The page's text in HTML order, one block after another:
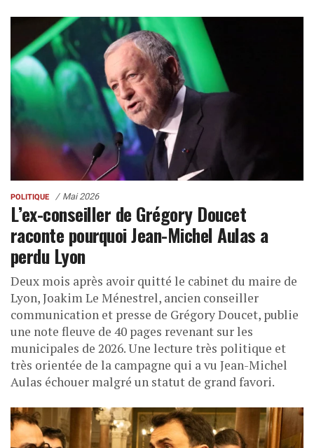
POLITIQUE Mai 2026
L’ex-conseiller de Grégory Doucet
raconte pourquoi Jean-Michel Aulas a
perdu Lyon
Deux mois après avoir quitté le cabinet du maire de
Lyon, Joakim Le Ménestrel, ancien conseiller
communication et presse de Grégory Doucet, publie
une note fleuve de 40 pages revenant sur les
municipales de 2026. Une lecture très politique et
très orientée de la campagne qui a vu Jean-Michel
Aulas échouer malgré un statut de grand favori.